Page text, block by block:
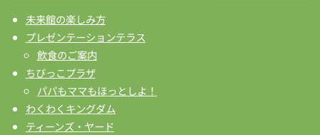
未来館の楽しみ方
プレゼンテーションテラス
飲食のご案内
ちびっこプラザ
パパもママもほっとしよ！
わくわくキングダム
ティーンズ・ヤード